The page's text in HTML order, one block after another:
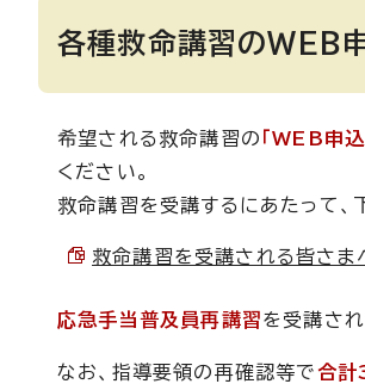
各種救命講習のWEB
希望される救命講習の 「WEB申
ください。
救命講習を受講するにあたって、
救命講習を受講される皆さ
応急手当普及員再講習を受講さ
なお、指導要領の再確認等で合計